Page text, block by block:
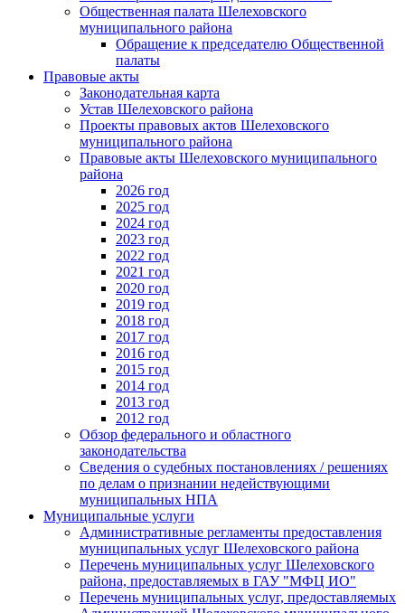
Общественная палата Шелеховского
муниципального района
Обращение к председателю Общественной
палаты
Правовые акты
Законодательная карта
Устав Шелеховского района
Проекты правовых актов Шелеховского
муниципального района
Правовые акты Шелеховского муниципального
района
2026 год
2025 год
2024 год
2023 год
2022 год
2021 год
2020 год
2019 год
2018 год
2017 год
2016 год
2015 год
2014 год
2013 год
2012 год
Обзор федерального и областного
законодательства
Сведения о судебных постановлениях / решениях
по делам о признании недействующими
муниципальных НПА
Муниципальные услуги
Административные регламенты предоставления
муниципальных услуг Шелеховского района
Перечень муниципальных услуг Шелеховского
района, предоставляемых в ГАУ "МФЦ ИО"
Перечень муниципальных услуг, предоставляемых